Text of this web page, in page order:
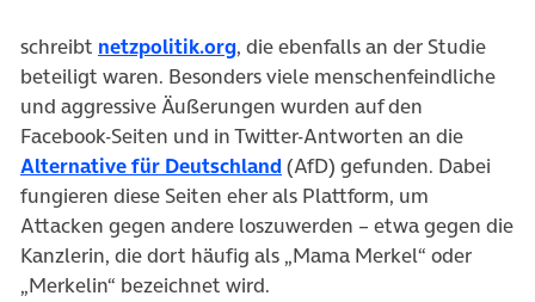
schreibt netzpolitik.org(öffnet in neuem Tab)
, die ebenfalls an der Studie
beteiligt waren. Besonders viele menschenfeindliche
und aggressive Äußerungen wurden auf den
Facebook-Seiten und in Twitter-Antworten an die
Alternative für Deutschland (öffnet in neuem Tab)
(AfD) gefunden. Dabei
fungieren diese Seiten eher als Plattform, um
Attacken gegen andere loszuwerden – etwa gegen die
Kanzlerin, die dort häufig als „Mama Merkel“ oder
„Merkelin“ bezeichnet wird.